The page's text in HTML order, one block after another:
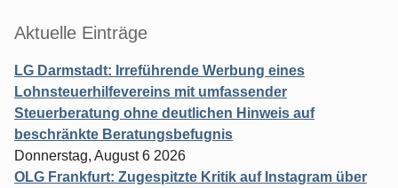
Aktuelle Einträge
LG Darmstadt: Irreführende Werbung eines
Lohnsteuerhilfevereins mit umfassender
Steuerberatung ohne deutlichen Hinweis auf
beschränkte Beratungsbefugnis
Donnerstag, August 6 2026
OLG Frankfurt: Zugespitzte Kritik auf Instagram über